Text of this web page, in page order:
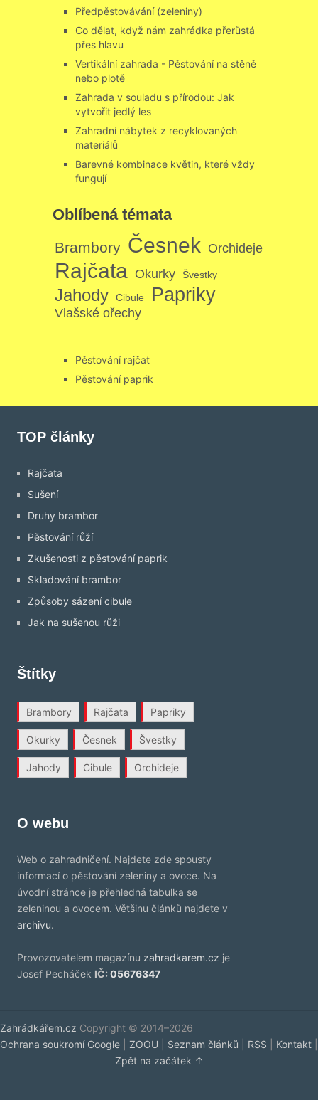
Předpěstovávání (zeleniny)
Co dělat, když nám zahrádka přerůstá
přes hlavu
Vertikální zahrada - Pěstování na stěně
nebo plotě
Zahrada v souladu s přírodou: Jak
vytvořit jedlý les
Zahradní nábytek z recyklovaných
materiálů
Barevné kombinace květin, které vždy
fungují
Oblíbená témata
Brambory Česnek Orchideje
Rajčata Okurky Švestky
Jahody Cibule Papriky
Vlašské ořechy
Pěstování rajčat
Pěstování paprik
TOP články
Rajčata
Sušení
Druhy brambor
Pěstování růží
Zkušenosti z pěstování paprik
Skladování brambor
Způsoby sázení cibule
Jak na sušenou růži
Štítky
Brambory Rajčata Papriky
Okurky Česnek Švestky
Jahody Cibule Orchideje
O webu
Web o zahradničení. Najdete zde spousty
informací o pěstování zeleniny a ovoce. Na
úvodní stránce je přehledná tabulka se
zeleninou a ovocem. Většinu článků najdete v
archivu.
Provozovatelem magazínu zahradkarem.cz je
Josef Pecháček IČ: 05676347
Zahrádkářem.cz Copyright © 2014–2026
Ochrana soukromí Google
ZOOU Seznam článků RSS Kontakt
Zpět na začátek ↑